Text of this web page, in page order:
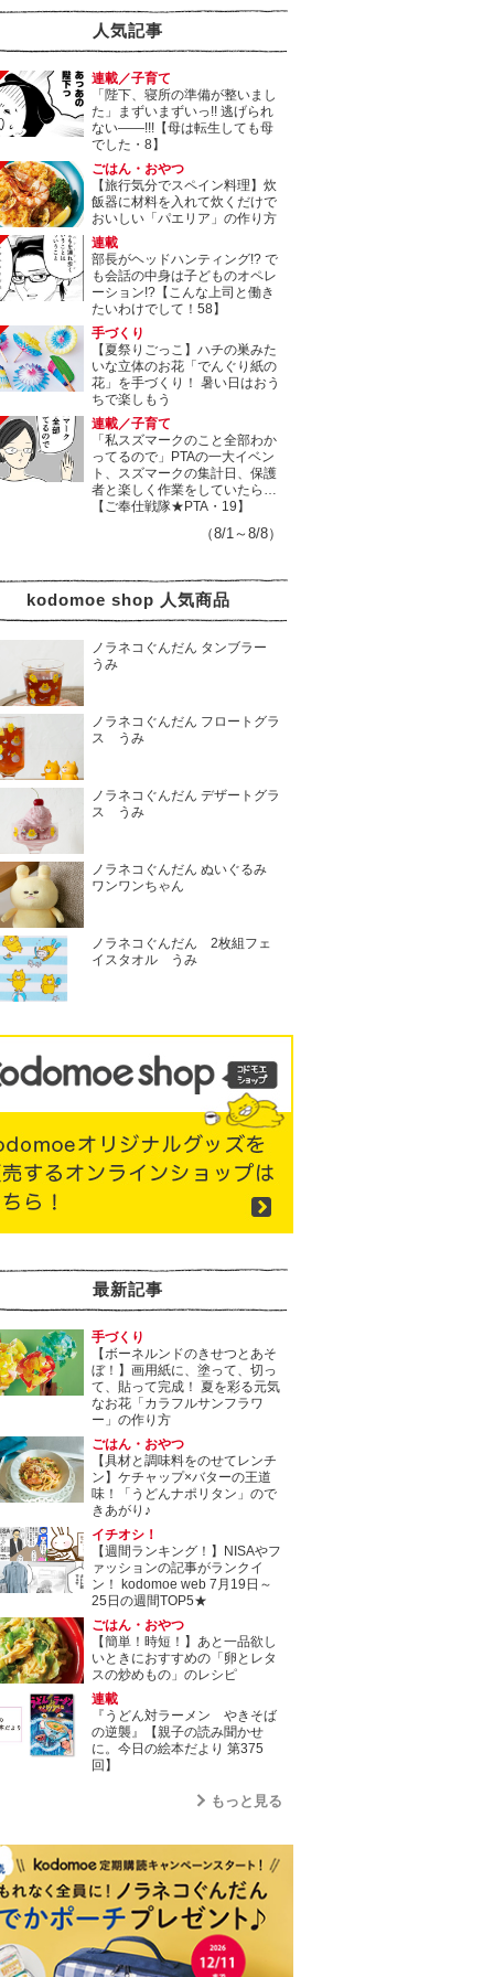
人気記事
連載／子育て
「陛下、寝所の準備が整いまし
た」まずいまずいっ!! 逃げられ
ない――!!!【母は転生しても母
でした・8】
ごはん・おやつ
【旅行気分でスペイン料理】炊
飯器に材料を入れて炊くだけで
おいしい「パエリア」の作り方
連載
部長がヘッドハンティング!? で
も会話の中身は子どものオペレ
ーション!?【こんな上司と働き
たいわけでして！58】
手づくり
【夏祭りごっこ】ハチの巣みた
いな立体のお花「でんぐり紙の
花」を手づくり！ 暑い日はおう
ちで楽しもう
連載／子育て
「私スズマークのこと全部わか
ってるので」PTAの一大イベン
ト、スズマークの集計日、保護
者と楽しく作業をしていたら…
【ご奉仕戦隊★PTA・19】
（8/1～8/8）
kodomoe shop 人気商品
ノラネコぐんだん タンブラー
うみ
ノラネコぐんだん フロートグラ
ス うみ
ノラネコぐんだん デザートグラ
ス うみ
ノラネコぐんだん ぬいぐるみ
ワンワンちゃん
ノラネコぐんだん 2枚組フェ
イスタオル うみ
最新記事
手づくり
【ボーネルンドのきせつとあそ
ぼ！】画用紙に、塗って、切っ
て、貼って完成！ 夏を彩る元気
なお花「カラフルサンフラワ
ー」の作り方
ごはん・おやつ
【具材と調味料をのせてレンチ
ン】ケチャップ×バターの王道
味！「うどんナポリタン」ので
きあがり♪
イチオシ！
【週間ランキング！】NISAやフ
ァッションの記事がランクイ
ン！ kodomoe web 7月19日～
25日の週間TOP5★
ごはん・おやつ
【簡単！時短！】あと一品欲し
いときにおすすめの「卵とレタ
スの炒めもの」のレシピ
連載
『うどん対ラーメン やきそば
の逆襲』【親子の読み聞かせ
に。今日の絵本だより 第375
回】
もっと見る